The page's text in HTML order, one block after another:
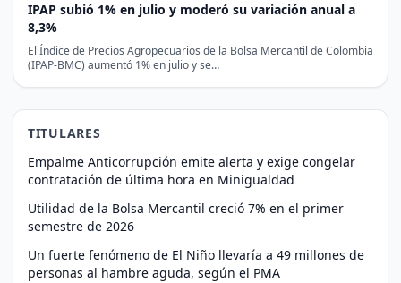
IPAP subió 1% en julio y moderó su variación anual a
8,3%
El Índice de Precios Agropecuarios de la Bolsa Mercantil de Colombia
(IPAP-BMC) aumentó 1% en julio y se…
TITULARES
Empalme Anticorrupción emite alerta y exige congelar
contratación de última hora en Minigualdad
Utilidad de la Bolsa Mercantil creció 7% en el primer
semestre de 2026
Un fuerte fenómeno de El Niño llevaría a 49 millones de
personas al hambre aguda, según el PMA